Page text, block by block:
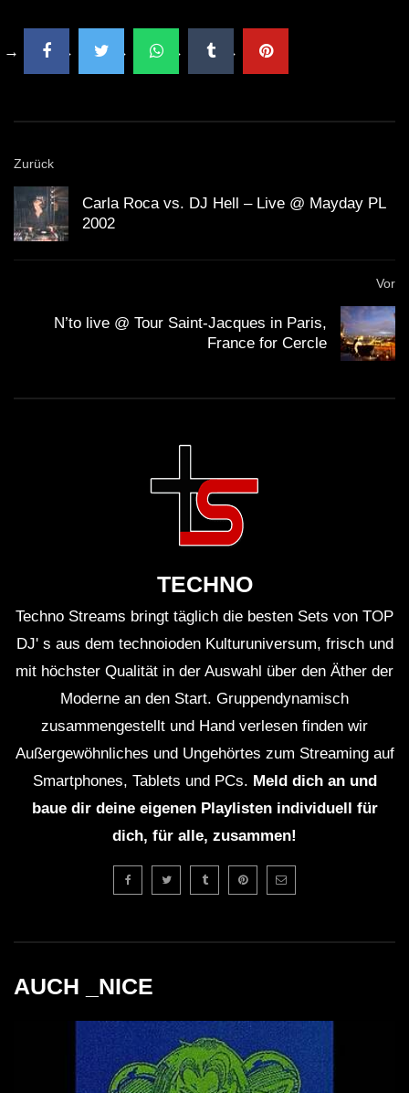
Möglichkeit für Spenden. Mit dem Spendenbutton unter
und wenn Du einen Plattespieler hast, kaufe die besten
Zurück
Carla Roca vs. DJ Hell – Live @ Mayday PL
2002
Vor
N’to live @ Tour Saint-Jacques in Paris,
France for Cercle
TECHNO
Techno Streams bringt täglich die besten Sets von TOP
DJ' s aus dem technoioden Kulturuniversum, frisch und
mit höchster Qualität in der Auswahl über den Äther der
Moderne an den Start. Gruppendynamisch
zusammengestellt und Hand verlesen finden wir
Außergewöhnliches und Ungehörtes zum Streaming auf
Smartphones, Tablets und PCs. Meld dich an und
baue dir deine eigenen Playlisten individuell für
dich, für alle, zusammen!
AUCH _NICE